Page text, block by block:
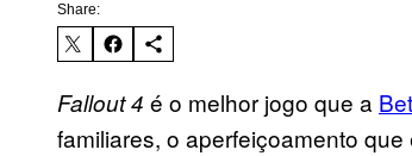
Share:
Fallout 4 é o melhor jogo que a
familiares, o aperfeiçoamento